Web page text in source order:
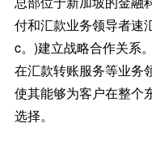
付和汇款业务领导者速
c。)建立战略合作关系
在汇款转账服务等业务
使其能够为客户在整个
选择。